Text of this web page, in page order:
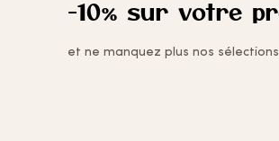
-10% sur votre
et ne manquez plus nos